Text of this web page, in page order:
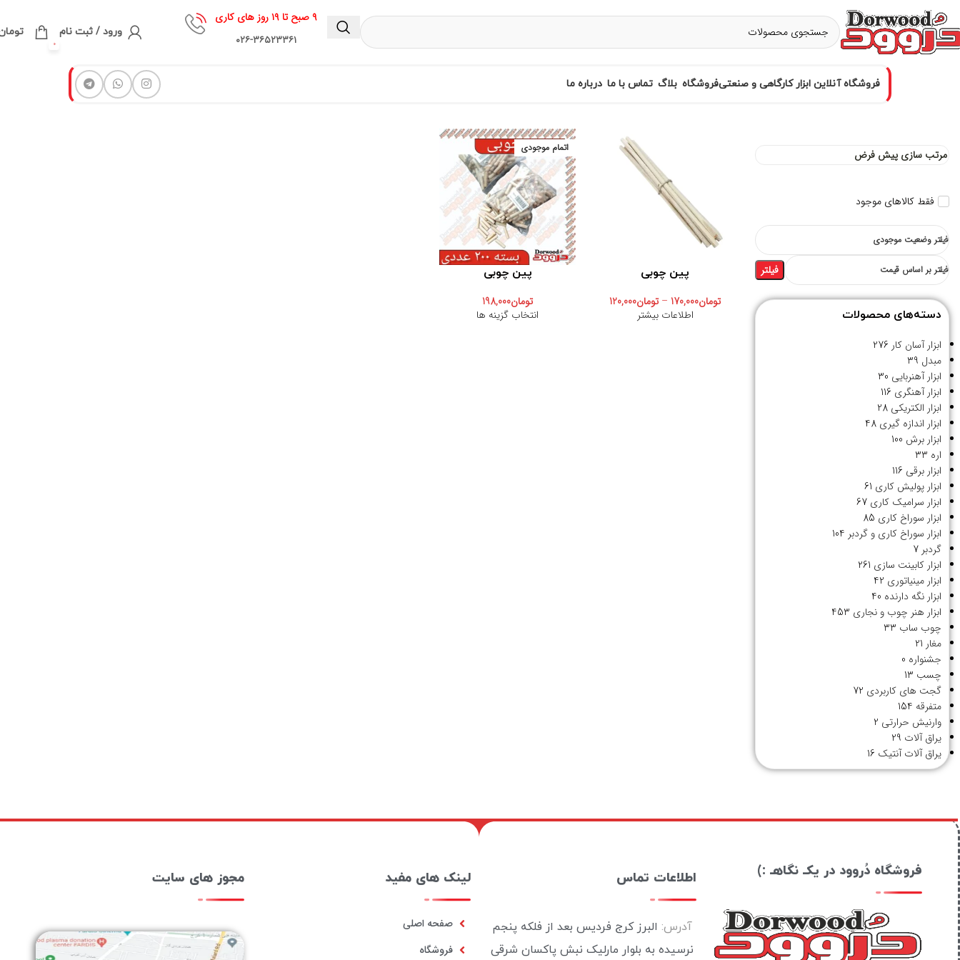
۹ صبح تا ۱۹ روز های کاری
۰۲۶-۳۶۵۲۳۳۶۱
ورود / ثبت نام
0
فروشگاه آنلاین ابزار کارگاهی و صنعتیفروشگاه بلاگ تماس با ما درباره ما
فقط کالاهای موجود
فیلتر وضعیت موجودی
فیلتر بر اساس قیمت فیلتر
دسته‌های محصولات
ابزار آسان کار 276
مبدل 39
ابزار آهنربایی 30
ابزار آهنگری 116
ابزار الکتریکی 28
ابزار اندازه گیری 48
ابزار برش 100
اره 33
ابزار برقی 116
ابزار پولیش کاری 61
ابزار سرامیک کاری 67
ابزار سوراخ کاری 85
ابزار سوراخ کاری و گردبر 104
گردبر 7
ابزار کابینت سازی 261
ابزار مینیاتوری 42
ابزار نگه دارنده 40
ابزار هنر چوب و نجاری 453
چوب ساب 33
مغار 21
جشنواره 0
چسب 13
گجت های کاربردی 72
متفرقه 154
وارنیش حرارتی 2
یراق آلات 29
یراق آلات آنتیک 16
پین چوبی
تومان170,000
– تومان120,000
اطلاعات بیشتر
اتمام موجودی
پین چوبی
تومان198,000
انتخاب گزینه ها
فروشگاه دُروود در یکـ نگاهـ :) اطلاعات تماس
آدرس: البرز کرج فردیس بعد از فلکه پنجم
نرسیده به بلوار مارلیک نبش پاکسان شرقی
لینک های مفید
صفحه اصلی
فروشگاه
مجوز های سایت